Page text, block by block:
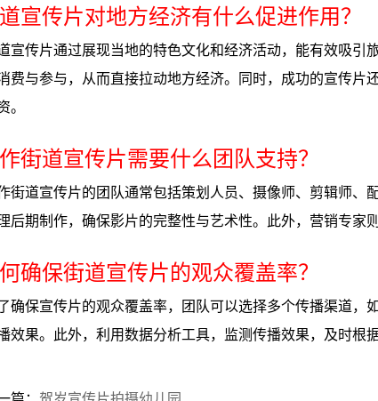
宣传片对地方经济有什么促进作用？
宣传片通过展现当地的特色文化和经济活动，能有效吸引
费与参与，从而直接拉动地方经济。同时，成功的宣传
。
街道宣传片需要什么团队支持？
街道宣传片的团队通常包括策划人员、摄像师、剪辑师
后期制作，确保影片的完整性与艺术性。此外，营销专家
确保街道宣传片的观众覆盖率？
确保宣传片的观众覆盖率，团队可以选择多个传播渠道
效果。此外，利用数据分析工具，监测传播效果，及时根